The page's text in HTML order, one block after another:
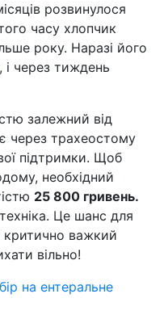
розвинулося
часу хлопчик
року. Наразі його
і через тиждень
залежний від
через трахеостому
підтримки. Щоб
необхідний
25 800 гривень.
Це шанс для
важкий
вільно!
на ентеральне